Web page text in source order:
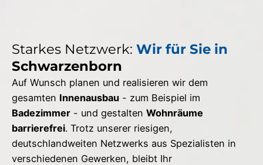
Starkes Netzwerk: Wir für Sie in
Schwarzenborn
Auf Wunsch planen und realisieren wir dem
gesamten Innenausbau - zum Beispiel im
Badezimmer - und gestalten Wohnräume
barrierefrei. Trotz unserer riesigen,
deutschlandweiten Netzwerks aus Spezialisten in
verschiedenen Gewerken, bleibt Ihr